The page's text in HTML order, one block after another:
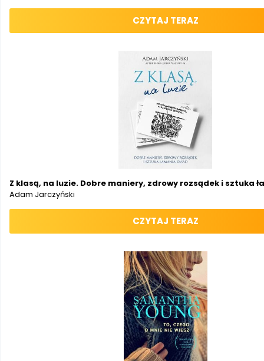
CZYTAJ TERAZ
Z klasą, na luzie. Dobre maniery, zdrowy rozsądek i sztuka
Adam Jarczyński
CZYTAJ TERAZ